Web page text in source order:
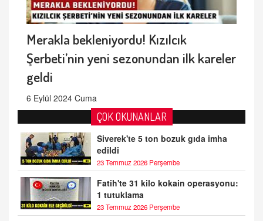
Merakla bekleniyordu! Kızılcık
Şerbeti’nin yeni sezonundan ilk kareler
geldi
6 Eylül 2024 Cuma
ÇOK OKUNANLAR
Siverek'te 5 ton bozuk gıda imha
edildi
23 Temmuz 2026 Perşembe
Fatih'te 31 kilo kokain operasyonu:
1 tutuklama
23 Temmuz 2026 Perşembe